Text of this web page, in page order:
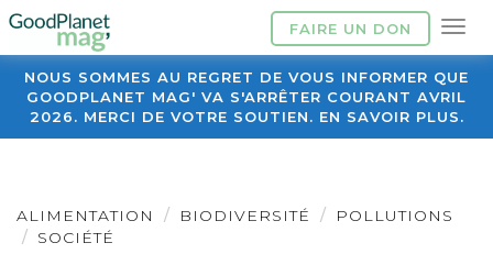
FAIRE UN DON
NOUS SOMMES AU REGRET DE VOUS INFORMER QUE
GOODPLANET MAG' VA S'ARRÊTER COURANT AVRIL
2026. MERCI DE VOTRE SOUTIEN. EN SAVOIR PLUS.
ALIMENTATION BIODIVERSITÉ
POLLUTIONS
SOCIÉTÉ